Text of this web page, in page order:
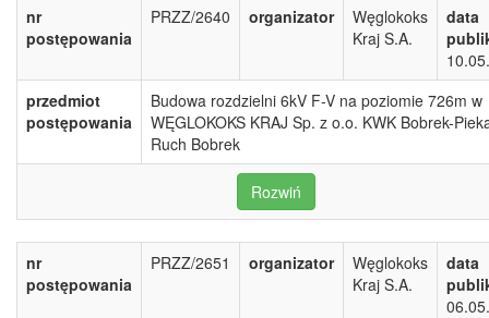
nr
postępowania
PRZZ/2640 organizator
Węglokoks
Kraj S.A.
data
przedmiot
postępowania
Budowa rozdzielni 6kV F-V na poziomie 726m w
WĘGLOKOKS KRAJ Sp. z o.o. KWK Bobrek-
Ruch Bobrek
Rozwiń
nr
postępowania
PRZZ/2651 organizator
Węglokoks
Kraj S.A.
data